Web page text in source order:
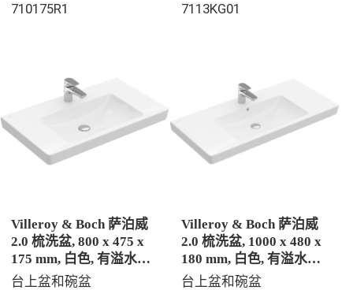
710175R1 7113KG01
Villeroy & Boch 萨泊威
2.0 梳洗盆, 800 x 475 x
175 mm, 白色, 有溢水孔,
抛光
台上盆和碗盆
Villeroy & Boch 萨泊威
2.0 梳洗盆, 1000 x 480 x
180 mm, 白色, 有溢水孔,
抛光
台上盆和碗盆